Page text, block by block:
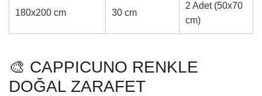
180x200 cm 30 cm
2 Adet (50x70
cm)
🎨 CAPPICUNO RENKLE
DOĞAL ZARAFET